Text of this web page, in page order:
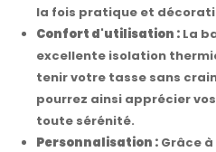
la fois pratique et
Confort d'utilisation : La
excellente isolation
tenir votre tasse sans
pourrez ainsi apprécier
toute sérénité.
Personnalisation : Grâce